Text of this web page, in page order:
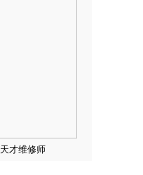
天才维修师